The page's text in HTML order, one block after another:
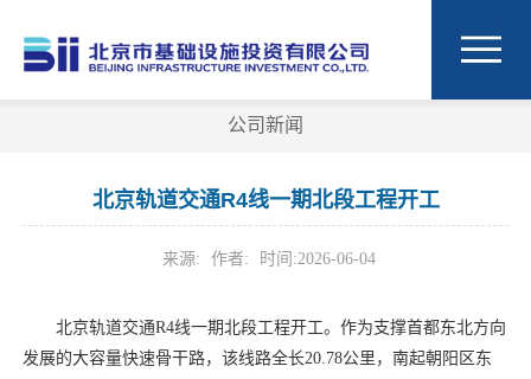
公司新闻
北京轨道交通R4线一期北段工程开工
来源: 作者: 时间:2026-06-04
北京轨道交通R4线一期北段工程开工。作为支撑首都东北方向
发展的大容量快速骨干路，该线路全长20.78公里，南起朝阳区东